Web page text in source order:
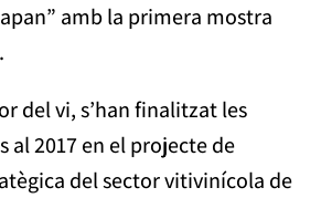
amb la primera mostra
del vi, s’han finalitzat les
al 2017 en el projecte de
del sector vitivinícola de